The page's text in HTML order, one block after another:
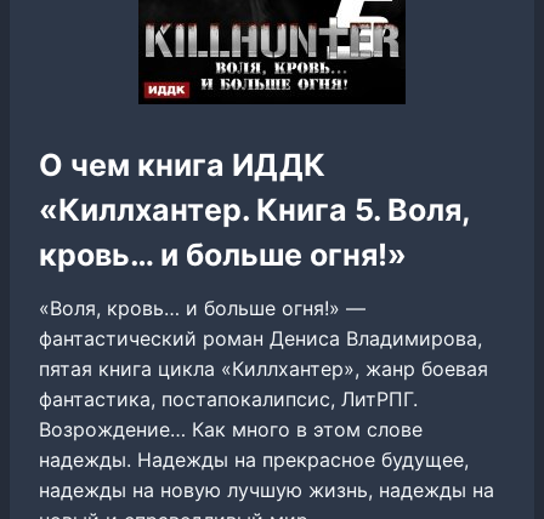
О чем книга ИДДК
«Киллхантер. Книга 5. Воля,
кровь… и больше огня!»
«Воля, кровь… и больше огня!» —
фантастический роман Дениса Владимирова,
пятая книга цикла «Киллхантер», жанр боевая
фантастика, постапокалипсис, ЛитРПГ.
Возрождение… Как много в этом слове
надежды. Надежды на прекрасное будущее,
надежды на новую лучшую жизнь, надежды на